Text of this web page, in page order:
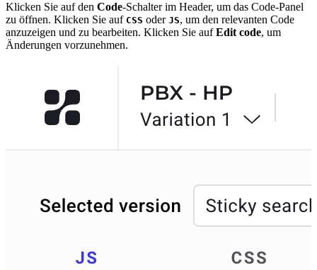
Klicken Sie auf den Code-Schalter im Header, um das Code-Panel
zu öffnen. Klicken Sie auf CSS oder JS, um den relevanten Code
anzuzeigen und zu bearbeiten. Klicken Sie aufEdit code, um
Änderungen vorzunehmen.